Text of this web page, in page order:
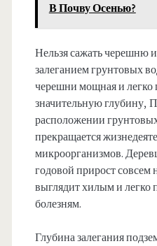
В Почву Осенью?
Нельзя сажать черешню
залеганием грунтовых
черешни мощная и легко
значительную глубину,
расположении
прекращается
микроорганизмов.
годовой прирост совсем
выглядит хилым и легко
болезням.
Глубина залегания